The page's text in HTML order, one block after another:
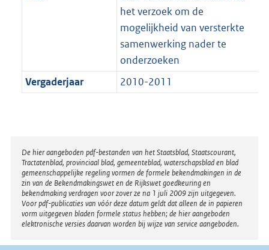
het verzoek om de
mogelijkheid van versterkte
samenwerking nader te
onderzoeken
Vergaderjaar
2010-2011
Disclaimer
De hier aangeboden pdf-bestanden van het Staatsblad, Staatscourant,
Tractatenblad, provinciaal blad, gemeenteblad, waterschapsblad en blad
gemeenschappelijke regeling vormen de formele bekendmakingen in de
zin van de Bekendmakingswet en de Rijkswet goedkeuring en
bekendmaking verdragen voor zover ze na 1 juli 2009 zijn uitgegeven.
Voor pdf-publicaties van vóór deze datum geldt dat alleen de in papieren
vorm uitgegeven bladen formele status hebben; de hier aangeboden
elektronische versies daarvan worden bij wijze van service aangeboden.